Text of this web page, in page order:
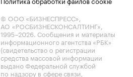
© ООО «БИЗНЕСПРЕСС»,
АО «РОСБИЗНЕСКОНСАЛТИНГ»,
1995–2026. Сообщения и материалы
информационного агентства «РБК»
(свидетельство о регистрации
средства массовой информации
выдано Федеральной службой
по надзору в сфере связи,